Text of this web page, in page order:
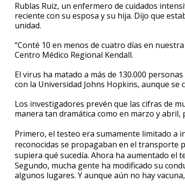
Rublas Ruiz, un enfermero de cuidados
reciente con su esposa y su hija. Dijo que
unidad.
“Conté 10 en menos de cuatro días en
Centro Médico Regional Kendall.
El virus ha matado a más de 130.000
con la Universidad Johns Hopkins, aunque se
Los investigadores prevén que las cifras de
manera tan dramática como en marzo y abril,
Primero, el testeo era sumamente limitado a
reconocidas se propagaban en el transporte
supiera qué sucedía. Ahora ha aumentado el
Segundo, mucha gente ha modificado su
algunos lugares. Y aunque aún no hay